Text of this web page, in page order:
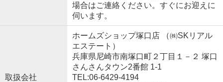
場合はご連絡ください。すぐにお迎えに
伺います。
取扱会社
ホームズショップ塚口店 （㈱SKリアル
エステート）
兵庫県尼崎市南塚口町２丁目１－２ 塚口
さんさんタウン2番館 1-1
TEL:06-6429-4194